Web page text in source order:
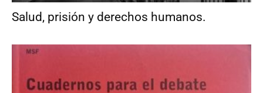
Salud, prisión y derechos humanos.